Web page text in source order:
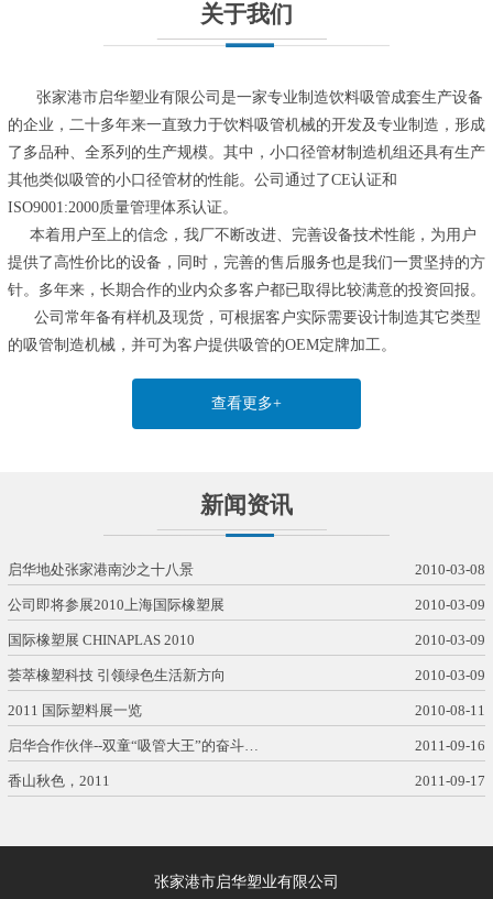
关于我们
张家港市启华塑业有限公司是一家专业制造饮料吸管成套生产设备
的企业，二十多年来一直致力于饮料吸管机械的开发及专业制造，形成
了多品种、全系列的生产规模。其中，小口径管材制造机组还具有生产
其他类似吸管的小口径管材的性能。公司通过了CE认证和
ISO9001:2000质量管理体系认证。
本着用户至上的信念，我厂不断改进、完善设备技术性能，为用户
提供了高性价比的设备，同时，完善的售后服务也是我们一贯坚持的方
针。多年来，长期合作的业内众多客户都已取得比较满意的投资回报。
公司常年备有样机及现货，可根据客户实际需要设计制造其它类型
的吸管制造机械，并可为客户提供吸管的OEM定牌加工。
查看更多+
新闻资讯
启华地处张家港南沙之十八景 2010-03-08
公司即将参展2010上海国际橡塑展 2010-03-09
国际橡塑展 CHINAPLAS 2010 2010-03-09
荟萃橡塑科技 引领绿色生活新方向 2010-03-09
2011 国际塑料展一览 2010-08-11
启华合作伙伴--双童“吸管大王”的奋斗… 2011-09-16
香山秋色，2011 2011-09-17
张家港市启华塑业有限公司